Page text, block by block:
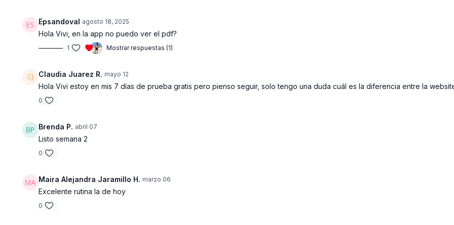
Epsandoval agosto 18, 2025
Hola Vivi, en la app no puedo ver el pdf?
1 Mostrar respuestas (1)
Claudia Juarez R. mayo 12
Hola Vivi estoy en mis 7 días de prueba gratis pero pienso seguir, solo tengo una duda cuál es la diferencia entre la
0
Brenda P. abril 07
Listo semana 2
0
Maira Alejandra Jaramillo H. marzo 06
Excelente rutina la de hoy
0